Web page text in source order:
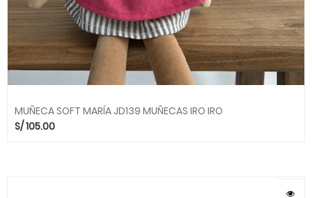
MUÑECA SOFT MARÍA JD139 MUÑECAS IRO IRO
S/105.00